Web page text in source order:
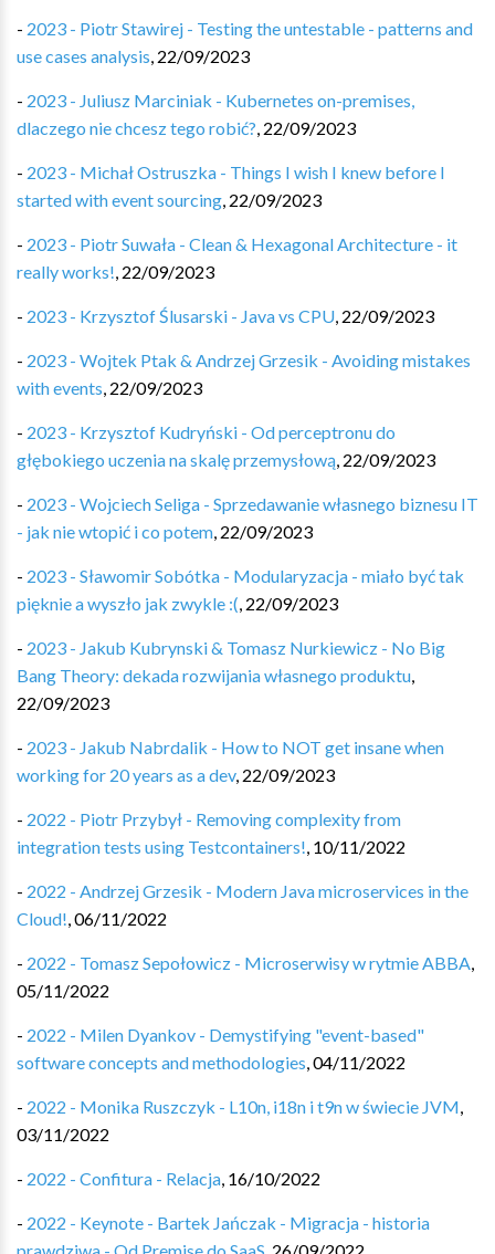
- 2023 - Piotr Stawirej - Testing the untestable - patterns and
use cases analysis, 22/09/2023
- 2023 - Juliusz Marciniak - Kubernetes on-premises,
dlaczego nie chcesz tego robić?, 22/09/2023
- 2023 - Michał Ostruszka - Things I wish I knew before I
started with event sourcing, 22/09/2023
- 2023 - Piotr Suwała - Clean & Hexagonal Architecture - it
really works!, 22/09/2023
- 2023 - Krzysztof Ślusarski - Java vs CPU, 22/09/2023
- 2023 - Wojtek Ptak & Andrzej Grzesik - Avoiding mistakes
with events, 22/09/2023
- 2023 - Krzysztof Kudryński - Od perceptronu do
głębokiego uczenia na skalę przemysłową, 22/09/2023
- 2023 - Wojciech Seliga - Sprzedawanie własnego biznesu IT
- jak nie wtopić i co potem, 22/09/2023
- 2023 - Sławomir Sobótka - Modularyzacja - miało być tak
pięknie a wyszło jak zwykle :(, 22/09/2023
- 2023 - Jakub Kubrynski & Tomasz Nurkiewicz - No Big
Bang Theory: dekada rozwijania własnego produktu,
22/09/2023
- 2023 - Jakub Nabrdalik - How to NOT get insane when
working for 20 years as a dev, 22/09/2023
- 2022 - Piotr Przybył - Removing complexity from
integration tests using Testcontainers!, 10/11/2022
- 2022 - Andrzej Grzesik - Modern Java microservices in the
Cloud!,06/11/2022
- 2022 - Tomasz Sepołowicz - Microserwisy w rytmie ABBA,
05/11/2022
- 2022 - Milen Dyankov - Demystifying "event-based"
software concepts and methodologies,04/11/2022
- 2022 - Monika Ruszczyk - L10n, i18n i t9n w świecie JVM,
03/11/2022
- 2022 - Confitura - Relacja, 16/10/2022
- 2022 - Keynote - Bartek Jańczak - Migracja - historia